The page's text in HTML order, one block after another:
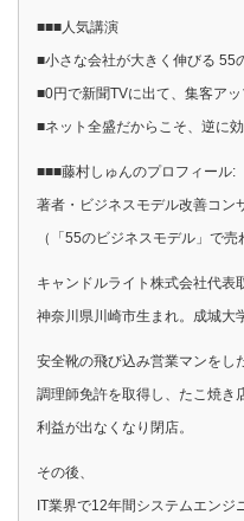
■■■人気講演
■小さな会社が大きく伸びる 55
■0円で新聞TVに出て、集客ア
■ネット全盛だからこそ、逆に
■■■藤村しゅんのプロフィール:
著者・ビジネスモデル改善コン
（「55のビジネスモデル」で
キャンドルライト株式会社代表
神奈川県川崎市生まれ。成城大
安全靴の飛び込み営業マンをし
調理師免許を取得し、たこ焼き
利益が出なくなり閉店。
その後、
IT業界で12年間システムエンジ